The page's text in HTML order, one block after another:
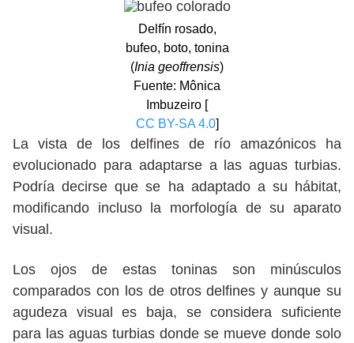
Delfín rosado,
bufeo, boto, tonina
(Inia geoffrensis)
Fuente: Mônica
Imbuzeiro [
CC BY-SA 4.0]
La vista de los delfines de río amazónicos ha
evolucionado para adaptarse a las aguas turbias.
Podría decirse que se ha adaptado a su hábitat,
modificando incluso la morfología de su aparato
visual.
Los ojos de estas toninas son minúsculos
comparados con los de otros delfines y aunque su
agudeza visual es baja, se considera suficiente
para las aguas turbias donde se mueve donde solo